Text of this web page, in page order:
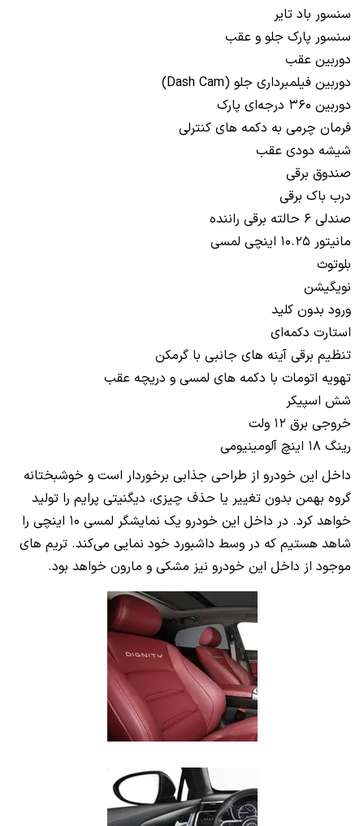
سنسور باد تایر
سنسور پارک جلو و عقب
دوربین عقب
دوربین فیلمبرداری جلو (Dash Cam)
دوربین ۳۶۰ درجه‌ای پارک
فرمان چرمی به دکمه های کنترلی
شیشه دودی عقب
صندوق برقی
درب باک برقی
صندلی ۶ حالته برقی راننده
مانیتور ۱۰.۲۵ اینچی لمسی
بلوتوث
نویگیشن
ورود بدون کلید
استارت دکمه‌ای
تنظیم برقی آینه های جانبی با گرمکن
تهویه اتومات با دکمه های لمسی و دریچه عقب
شش اسپیکر
خروجی برق ۱۲ ولت
رینگ ۱۸ اینچ آلومینیومی
داخل این خودرو از طراحی جذابی برخوردار است و خوشبختانه
گروه بهمن بدون تغییر یا حذف چیزی، دیگنیتی پرایم را تولید
خواهد کرد. در داخل این خودرو یک نمایشگر لمسی ۱۰ اینچی را
شاهد هستیم که در وسط داشبورد خود نمایی می‌کند. تریم های
موجود از داخل این خودرو نیز مشکی و مارون خواهد بود.